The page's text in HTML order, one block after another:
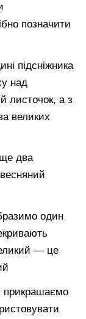
позначити
підсніжника
над
листочок, а з
великих
два
один
— це
прикрашаємо